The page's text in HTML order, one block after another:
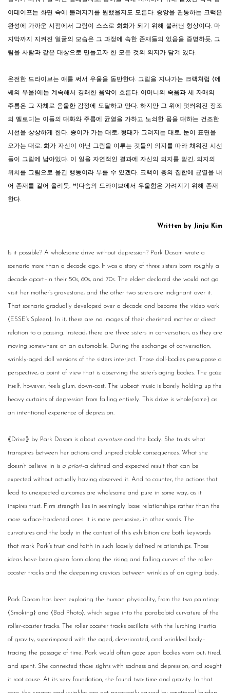
이테이프는 화면 속에 불려지기를 원했을지도 모른다. 중앙을 관통하는 크랙은
완성에 가까운 시점에서 그림이 스스로 회화가 되기 위해 불러낸 형상이다. 마
지막까지 지켜진 얼굴의 모습은 그 과정에 속한 존재들의 있음을 증명하듯, 그
림을 사람과 같은 대상으로 만들고자 한 모든 것의 의지가 담겨 있다.
온전한 드라이브는 애를 써서 우울을 동반한다. 그림을 지나가는 크랙처럼 ⟨에
쎄의 우울⟩에는 계속해서 경쾌한 음악이 흐른다. 어머니의 죽음과 세 자매의
주름은 그 자체로 음울한 감정에 도달하고 만다. 하지만 그 위에 덧씌워진 장조
의 멜로디는 이들의 대화와 주름에 균열을 가하고 노쇠한 몸을 대하는 건조한
시선을 상상하게 한다. 종이가 가는 대로, 형태가 그려지는 대로, 눈이 표면을
오가는 대로, 화가 자신이 아닌 그림을 이루는 것들의 의지를 따라 채워진 시선
들이 그림에 남아있다. 이 일을 자연적인 결과에 자신의 의지를 맡긴, 의지의
위치를 그림으로 옮긴 행동이라 부를 수 있겠다. 크랙이 층의 집합에 균열을 내
어 존재를 길어 올리듯, 박다솜의 드라이브에서 우울함은 가려지기 위해 존재
한다.
Written by Jinju Kim
Is it possible? A wholesome drive without depression? Park Dasom wrote a
scenario more than a decade ago. It was a story of three sisters born roughly a
decade apart–in their 50s, 60s, and 70s. The eldest declared she would not go
visit her mother’s gravestone, and the other two sisters are indignant over it.
That scenario gradually developed over a decade and became the video work
⟨ESSE’s Spleen⟩. In it, there are no images of their cherished mother or direct
relation to a passing. Instead, there are three sisters in conversation, as they are
moving somewhere on an automobile. During the exchange of conversation,
wrinkly-aged doll versions of the sisters interject. Those doll-bodies presuppose a
perspective, a point of view that is observing the sister’s aging bodies. The gaze
itself, however, feels glum, down-cast. The upbeat music is barely holding up the
heavy curtains of depression from falling entirely. This drive is whole(some) as
an intentional experience of depression.
⟪Drive⟫ by Park Dasom is about curvatureand the body. She trusts what
transpires between her actions and unpredictable consequences. What she
doesn’t believe in is a priori–a defined and expected result that can be
expected without actually having observed it. And to counter, the actions that
lead to unexpected outcomes are wholesome and pure in some way, as it
inspires trust. Firm strength lies in seemingly loose relationships rather than the
more surface-hardened ones. It is more persuasive, in other words. The
curvatures and the body in the context of this exhibition are both keywords
that mark Park’s trust and faith in such loosely defined relationships. Those
ideas have been given form along the rising and falling curves of the roller-
coaster tracks and the deepening crevices between wrinkles of an aging body.
Park Dasom has been exploring the human physicality, from the two paintings
⟨Smoking⟩ and ⟨Bad Photo⟩, which segue into the paraboloid curvature of the
roller-coaster tracks. The roller coaster tracks oscillate with the lurching inertia
of gravity, superimposed with the aged, deteriorated, and wrinkled body–
tracing the passage of time. Park would often gaze upon bodies worn out, tired,
and spent. She connected those sights with sadness and depression, and sought
it root cause. At its very foundation, she found two: time and gravity. In that